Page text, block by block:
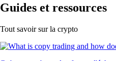
Guides et ressources
Tout savoir sur la crypto